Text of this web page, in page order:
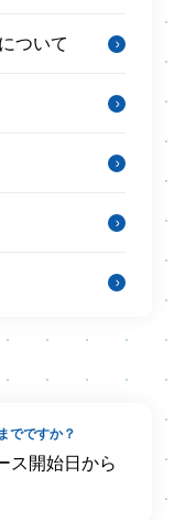
ついて
でですか？
ス開始日から